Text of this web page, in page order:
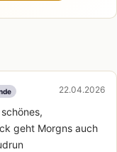
22.04.2026
geht Morgns auch